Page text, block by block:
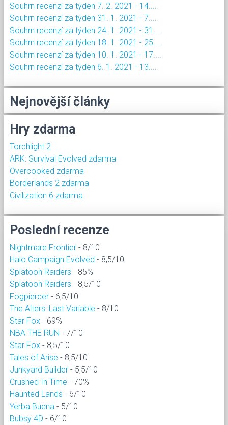
Souhrn recenzí za týden 7. 2. 2021 - 14....
Souhrn recenzí za týden 31. 1. 2021 - 7....
Souhrn recenzí za týden 24. 1. 2021 - 31....
Souhrn recenzí za týden 18. 1. 2021 - 25....
Souhrn recenzí za týden 10. 1. 2021 - 17....
Souhrn recenzí za týden 6. 1. 2021 - 13....
Nejnovější články
Hry zdarma
Torchlight 2
ARK: Survival Evolved zdarma
Overcooked zdarma
Borderlands 2 zdarma
Civilization 6 zdarma
Poslední recenze
Nightmare Frontier - 8/10
Halo Campaign Evolved - 8,5/10
Splatoon Raiders - 85%
Splatoon Raiders - 8,5/10
Fogpiercer - 6,5/10
The Alters: Last Variable - 8/10
Star Fox - 69%
NBA THE RUN - 7/10
Star Fox - 8,5/10
Tales of Arise - 8,5/10
Junkyard Builder - 5,5/10
Crushed In Time - 70%
Haunted Lands - 6/10
Yerba Buena - 5/10
Bubsy 4D - 6/10